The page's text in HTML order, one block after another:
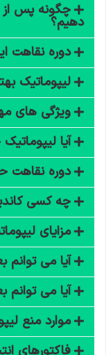
چگونه پس
دهیم؟
دوره نقاهت
لیپوماتیک
ویژگی های
آیا
دوره نقاهت
چه کسی
مزایای
آیا می توانم
آیا می توانم
موارد منع